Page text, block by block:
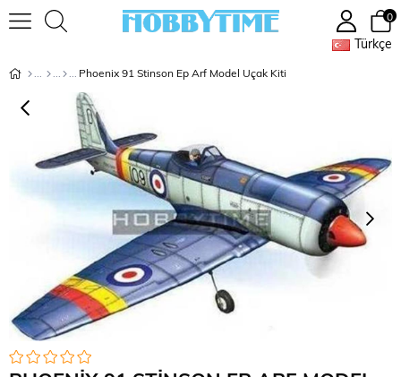
Türkçe
0
Phoenix 91 Stinson Ep Arf Model Uçak Kiti